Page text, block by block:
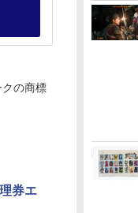
の商標
券エ